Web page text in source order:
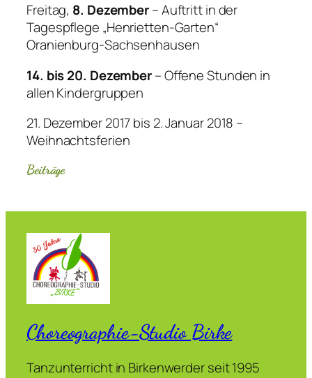
Freitag, 8. Dezember– Auftritt in der
Tagespflege „Henrietten-Garten“
Oranienburg-Sachsenhausen
14. bis 20. Dezember– Offene Stunden in
allen Kindergruppen
21. Dezember 2017 bis 2. Januar 2018 –
Weihnachtsferien
Beiträge
Choreographie-Studio Birke
Tanzunterricht in Birkenwerder seit 1995